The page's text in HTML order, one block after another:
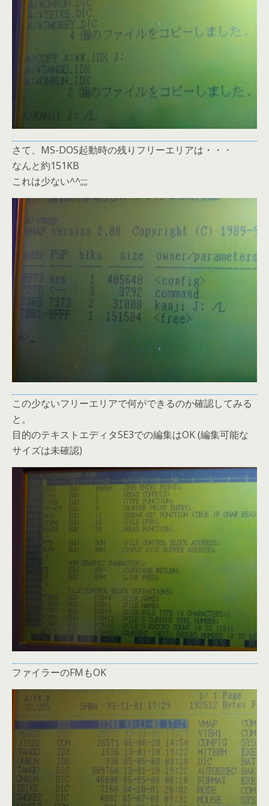
さて、MS-DOS起動時の残りフリーエリアは・・・
なんと約151KB
これは少ない^^;;;;
この少ないフリーエリアで何ができるのか確認してみる
と。
目的のテキストエディタSE3での編集はOK (編集可能な
サイズは未確認)
ファイラーのFMもOK